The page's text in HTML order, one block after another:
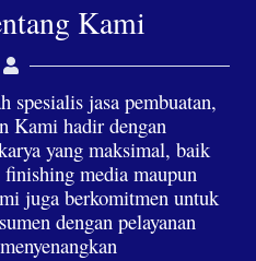
Kami
spesialis jasa pembuatan,
Kami hadir dengan
yang maksimal, baik
media maupun
juga berkomitmen untuk
dengan pelayanan